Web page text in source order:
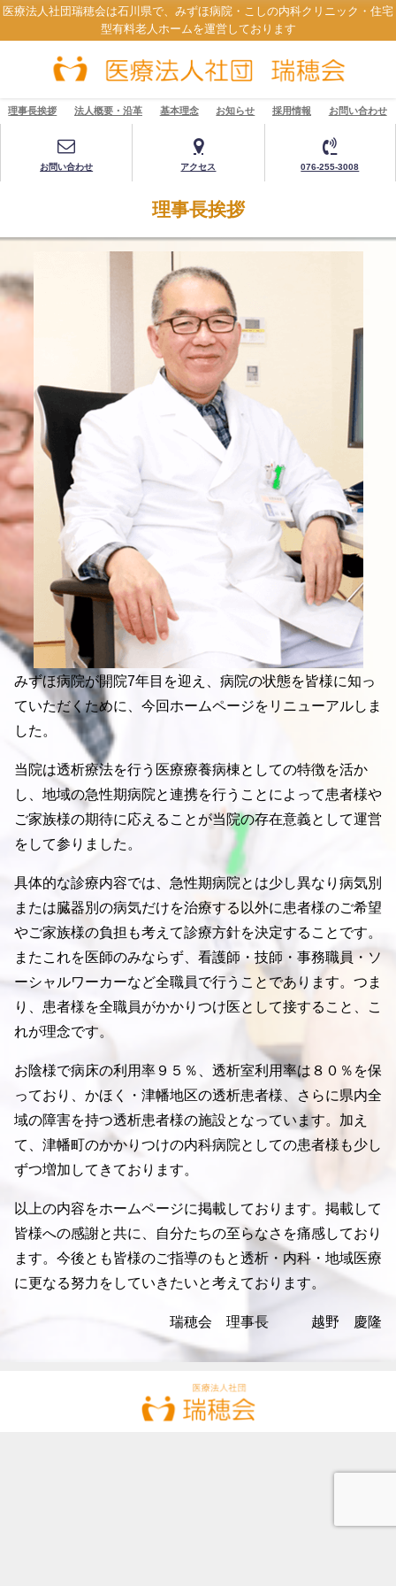
医療法人社団瑞穂会は石川県で、みずほ病院・こしの内科クリニック・住宅
型有料老人ホームを運営しております
理事長挨拶 法人概要・沿革 基本理念 お知らせ 採用情報 お問い合わせ
お問い合わせ アクセス 076-255-3008
理事長挨拶
みずほ病院が開院7年目を迎え、病院の状態を皆様に知っ
ていただくために、今回ホームページをリニューアルしま
した。
当院は透析療法を行う医療療養病棟としての特徴を活か
し、地域の急性期病院と連携を行うことによって患者様や
ご家族様の期待に応えることが当院の存在意義として運営
をして参りました。
具体的な診療内容では、急性期病院とは少し異なり病気別
または臓器別の病気だけを治療する以外に患者様のご希望
やご家族様の負担も考えて診療方針を決定することです。
またこれを医師のみならず、看護師・技師・事務職員・ソ
ーシャルワーカーなど全職員で行うことであります。つま
り、患者様を全職員がかかりつけ医として接すること、こ
れが理念です。
お陰様で病床の利用率９５％、透析室利用率は８０％を保
っており、かほく・津幡地区の透析患者様、さらに県内全
域の障害を持つ透析患者様の施設となっています。加え
て、津幡町のかかりつけの内科病院としての患者様も少し
ずつ増加してきております。
以上の内容をホームページに掲載しております。掲載して
皆様への感謝と共に、自分たちの至らなさを痛感しており
ます。今後とも皆様のご指導のもと透析・内科・地域医療
に更なる努力をしていきたいと考えております。
瑞穂会 理事長 越野 慶隆